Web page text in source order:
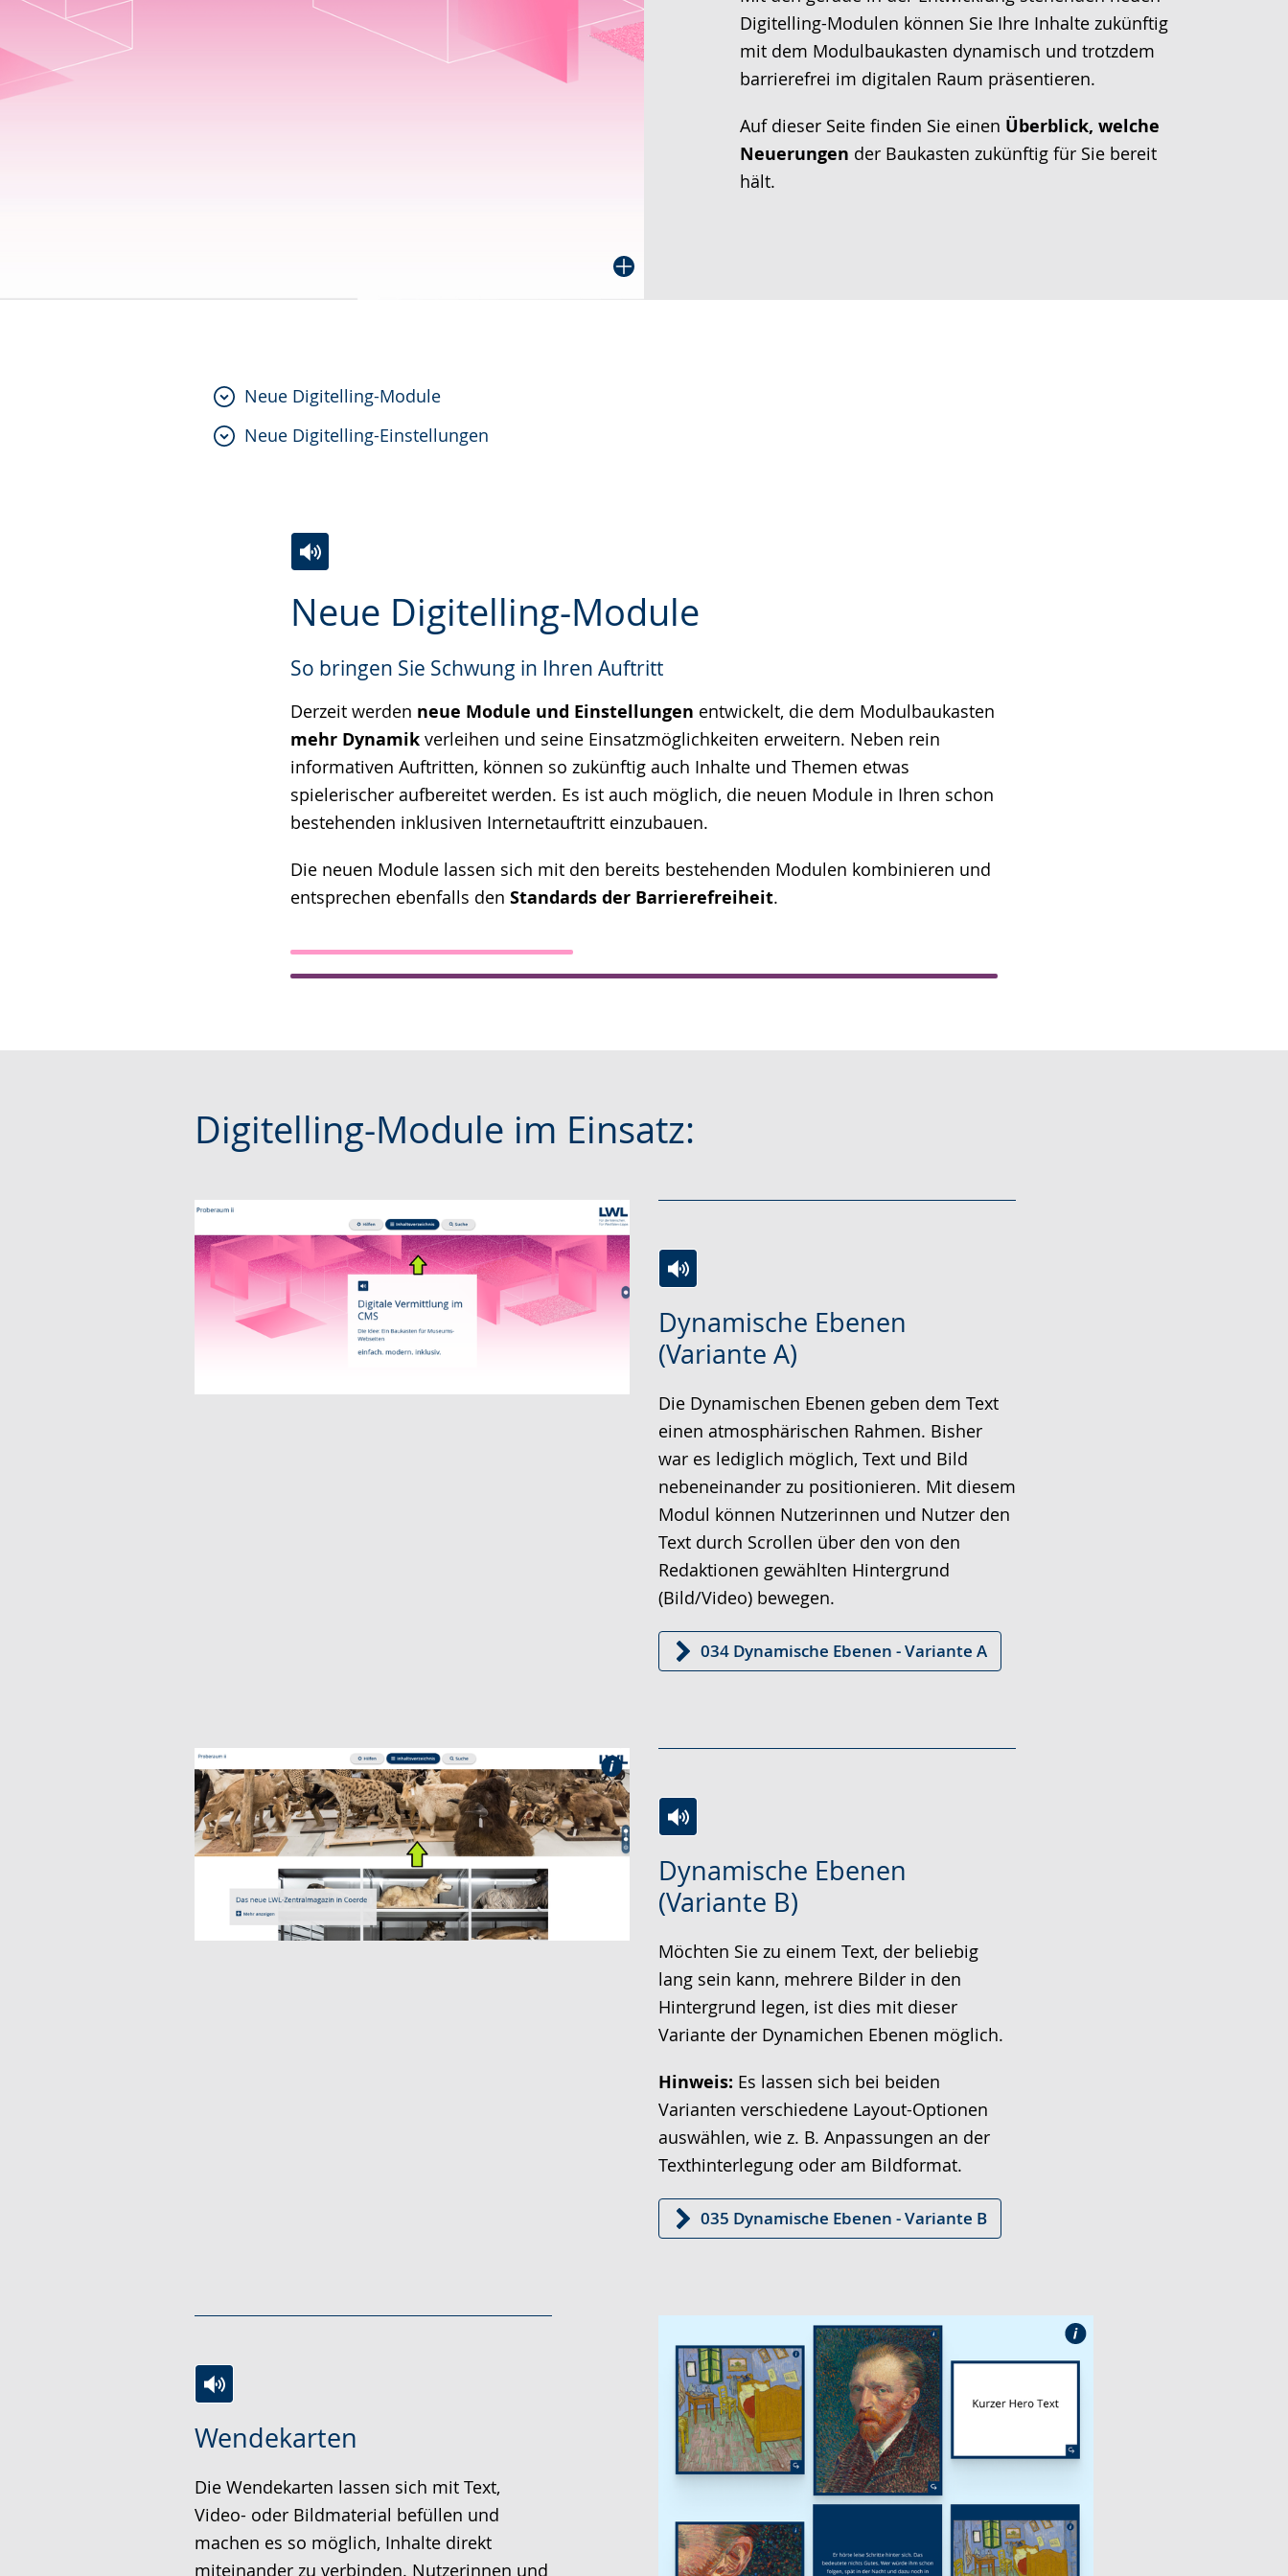
Digitelling-Modulen können Sie Ihre Inhalte zukünftig
mit dem Modulbaukasten dynamisch und trotzdem
barrierefrei im digitalen Raum präsentieren.
Auf dieser Seite finden Sie einen Überblick, welche
Neuerungen der Baukasten zukünftig für Sie bereit
hält.
Neue Digitelling-Module
Neue Digitelling-Einstellungen
Neue Digitelling-Module
So bringen Sie Schwung in Ihren Auftritt
Derzeit werden neue Module und Einstellungen entwickelt, die dem Modulbaukasten
mehr Dynamik verleihen und seine Einsatzmöglichkeiten erweitern. Neben rein
informativen Auftritten, können so zukünftig auch Inhalte und Themen etwas
spielerischer aufbereitet werden. Es ist auch möglich, die neuen Module in Ihren schon
bestehenden inklusiven Internetauftritt einzubauen.
Die neuen Module lassen sich mit den bereits bestehenden Modulen kombinieren und
entsprechen ebenfalls den Standards der Barrierefreiheit.
Leichten
wechseln.
Audio-
Video
Deutscher
wird
angezeigt.
Digitelling-Module im Einsatz:
Dynamische Ebenen
(Variante A)
Leichten
Sprache
Audio-
Unterstützung.
Video
in
Gebärdensprache
wird
angezeigt.
Die Dynamischen Ebenen geben dem Text
einen atmosphärischen Rahmen. Bisher
war es lediglich möglich, Text und Bild
nebeneinander zu positionieren. Mit diesem
Modul können Nutzerinnen und Nutzer den
Text durch Scrollen über den von den
Redaktionen gewählten Hintergrund
(Bild/Video) bewegen.
034 Dynamische Ebenen - Variante A
Dynamische Ebenen
(Variante B)
Leichten
Sprache
Audio-
Unterstützung.
Video
in
Gebärdensprache
wird
angezeigt.
Möchten Sie zu einem Text, der beliebig
lang sein kann, mehrere Bilder in den
Hintergrund legen, ist dies mit dieser
Variante der Dynamichen Ebenen möglich.
Hinweis: Es lassen sich bei beiden
Varianten verschiedene Layout-Optionen
auswählen, wie z. B. Anpassungen an der
Texthinterlegung oder am Bildformat.
035 Dynamische Ebenen - Variante B
Wendekarten
Leichten
wechseln.
Audio-
Video
Deutscher
Gebärdensprache
wird
Die Wendekarten lassen sich mit Text,
Video- oder Bildmaterial befüllen und
machen es so möglich, Inhalte direkt
miteinander zu verbinden. Nutzerinnen und